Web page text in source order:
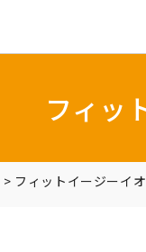
フィッ
> フィットイージーイ